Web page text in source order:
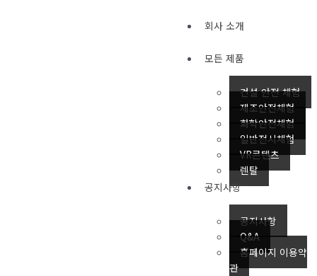
회사 소개
모든 제품
건설 안전 체험
제조안전체험
화학안전체험
일반전시체험
VR콘텐츠
렌탈
공지사항
공지사항
Q&A
홈페이지 이용약
관